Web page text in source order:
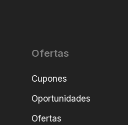
Ofertas
Cupones
Oportunidades
Ofertas